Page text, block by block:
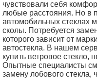
чувствовали себя
любые расстояния. Но в
автомобильных стеклах
сколы. Потребуется
которого зависит от
автостекла. В нашем
купить ветровое стекло,
Опытные специалисты
замену лобового стекла,